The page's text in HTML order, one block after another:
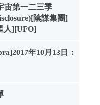
宙第一二三季
陰謀集團]
人][UFO]
年10月13日：